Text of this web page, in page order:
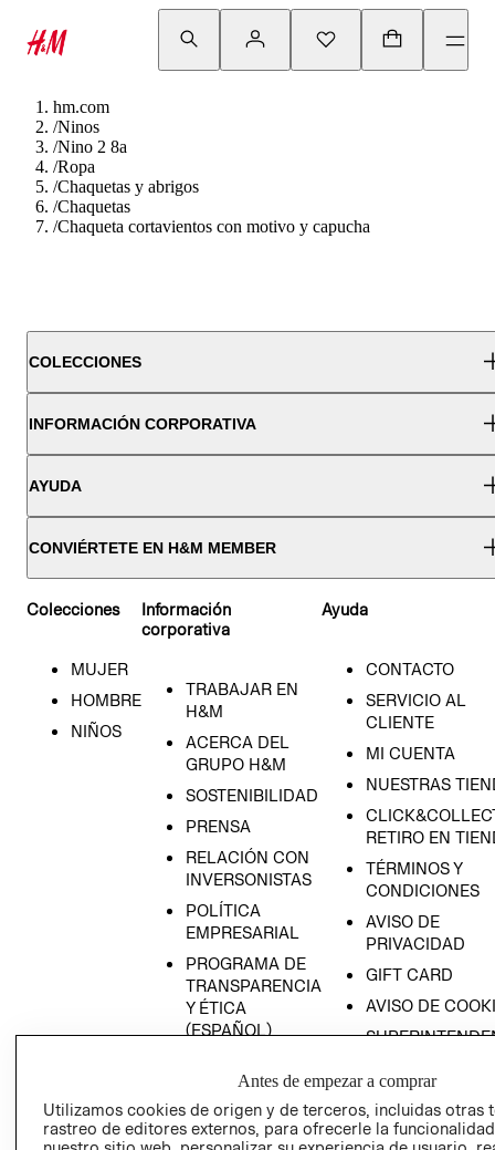
hm.com
/Ninos
/Nino 2 8a
/Ropa
/Chaquetas y abrigos
/Chaquetas
/Chaqueta cortavientos con motivo y capucha
COLECCIONES
INFORMACIÓN CORPORATIVA
AYUDA
CONVIÉRTETE EN H&M MEMBER
Colecciones
MUJER
HOMBRE
NIÑOS
Información
corporativa
TRABAJAR EN
H&M
ACERCA DEL
GRUPO H&M
SOSTENIBILIDAD
PRENSA
RELACIÓN CON
INVERSONISTAS
POLÍTICA
EMPRESARIAL
PROGRAMA DE
TRANSPARENCIA
Y ÉTICA
(ESPAÑOL)
TRANSPARENCIA
Y ÉTICA (INGLÉS)
Ayuda
CONTACTO
SERVICIO AL
CLIENTE
MI CUENTA
NUESTRAS
RETIRO EN
TÉRMINOS Y
CONDICIONES
AVISO DE
PRIVACIDAD
GIFT CARD
AVISO DE
COMERCIO - SIC
PETICIONES
QUEJAS Y
Antes de empezar a comprar
Utilizamos cookies de origen y de terceros, incluidas otras
rastreo de editores externos, para ofrecerle la